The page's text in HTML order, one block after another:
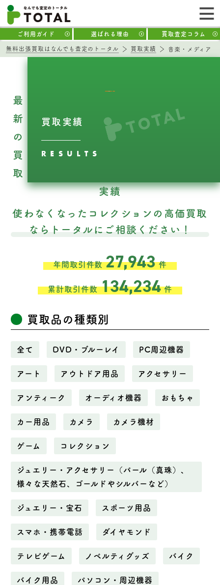
ご利用ガイド 選ばれる理由 買取査定コラム
無料出張買取はなんでも査定のトータル 買取実績 音楽・メディア
買取実績
RESULTS
最
新
の
買
取
実績
使わなくなったコレクションの高価買取
ならトータルにご相談ください！
年間取引件数27,943件
累計取引件数134,234件
買取品の種類別
全て DVD・ブルーレイ PC周辺機器
アート アウトドア用品 アクセサリー
アンティーク オーディオ機器 おもちゃ
カー用品 カメラ カメラ機材
ゲーム コレクション
ジュエリー・アクセサリー（パール（真珠）、
様々な天然石、ゴールドやシルバーなど）
ジュエリー・宝石 スポーツ用品
スマホ・携帯電話 ダイヤモンド
テレビゲーム ノベルティグッズ バイク
バイク用品 パソコン・周辺機器